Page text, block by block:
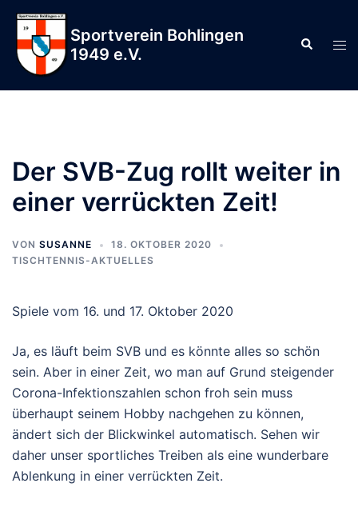
Zum
Inhalt
springen
Sportverein Bohlingen
1949 e.V.
Suche
Der SVB-Zug rollt weiter in
einer verrückten Zeit!
VON SUSANNE
18. OKTOBER 2020
TISCHTENNIS-AKTUELLES
Spiele vom 16. und 17. Oktober 2020
Ja, es läuft beim SVB und es könnte alles so schön
sein. Aber in einer Zeit, wo man auf Grund steigender
Corona-Infektionszahlen schon froh sein muss
überhaupt seinem Hobby nachgehen zu können,
ändert sich der Blickwinkel automatisch. Sehen wir
daher unser sportliches Treiben als eine wunderbare
Ablenkung in einer verrückten Zeit.